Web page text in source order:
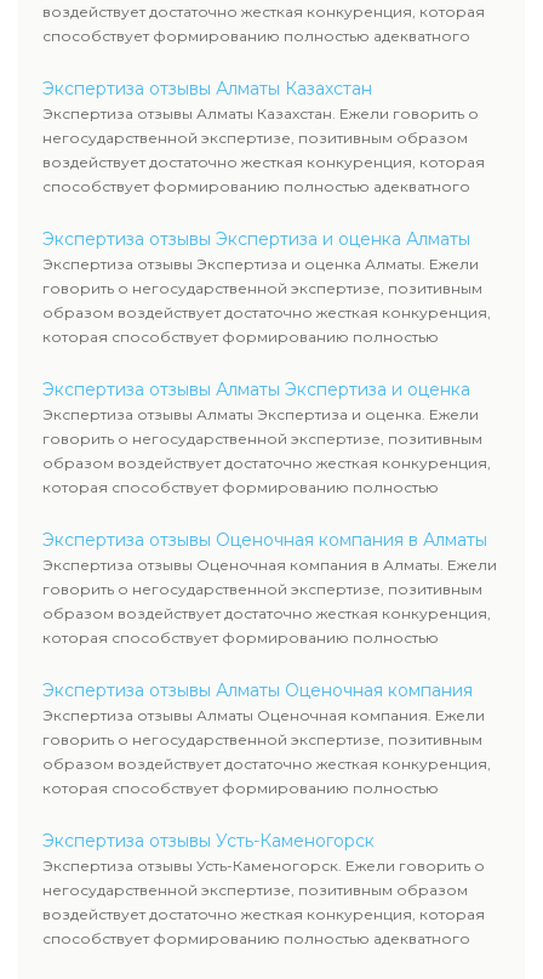
воздействует достаточно жесткая конкуренция, которая
способствует формированию полностью адекватного
Экспертиза отзывы Алматы Казахстан
Экспертиза отзывы Алматы Казахстан. Ежели говорить о
негосударственной экспертизе, позитивным образом
воздействует достаточно жесткая конкуренция, которая
способствует формированию полностью адекватного
Экспертиза отзывы Экспертиза и оценка Алматы
Экспертиза отзывы Экспертиза и оценка Алматы. Ежели
говорить о негосударственной экспертизе, позитивным
образом воздействует достаточно жесткая конкуренция,
которая способствует формированию полностью
Экспертиза отзывы Алматы Экспертиза и оценка
Экспертиза отзывы Алматы Экспертиза и оценка. Ежели
говорить о негосударственной экспертизе, позитивным
образом воздействует достаточно жесткая конкуренция,
которая способствует формированию полностью
Экспертиза отзывы Оценочная компания в Алматы
Экспертиза отзывы Оценочная компания в Алматы. Ежели
говорить о негосударственной экспертизе, позитивным
образом воздействует достаточно жесткая конкуренция,
которая способствует формированию полностью
Экспертиза отзывы Алматы Оценочная компания
Экспертиза отзывы Алматы Оценочная компания. Ежели
говорить о негосударственной экспертизе, позитивным
образом воздействует достаточно жесткая конкуренция,
которая способствует формированию полностью
Экспертиза отзывы Усть-Каменогорск
Экспертиза отзывы Усть-Каменогорск. Ежели говорить о
негосударственной экспертизе, позитивным образом
воздействует достаточно жесткая конкуренция, которая
способствует формированию полностью адекватного